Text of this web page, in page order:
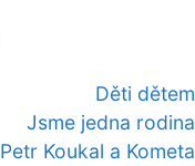
Děti dětem
Jsme jedna rodina
Petr Koukal a Kometa